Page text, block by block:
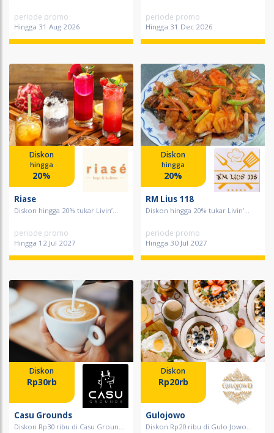
periode promo
Hingga 31 Aug 2026
periode promo
Hingga 31 Dec 2026
Diskon
hingga
20%
Riase
Diskon hingga 20% tukar Livin’...
periode promo
Hingga 12 Jul 2027
Diskon
hingga
20%
RM Lius 118
Diskon hingga 20% tukar Livin’...
periode promo
Hingga 30 Jul 2027
Diskon
Rp30rb
Casu Grounds
Diskon Rp30 ribu di Casu Groun...
Diskon
Rp20rb
Gulojowo
Diskon Rp20 ribu di Gulo Jowo...